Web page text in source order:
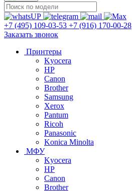
+7 (495) 109-03-53 +7 (916) 170-00-28
Заказать звонок
Принтеры
Kyocera
HP
Canon
Brother
Samsung
Xerox
Pantum
Ricoh
Panasonic
Konica Minolta
МФУ
Kyocera
HP
Canon
Brother